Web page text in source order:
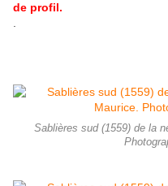
de profil.
.
Sablières sud (1559) de la